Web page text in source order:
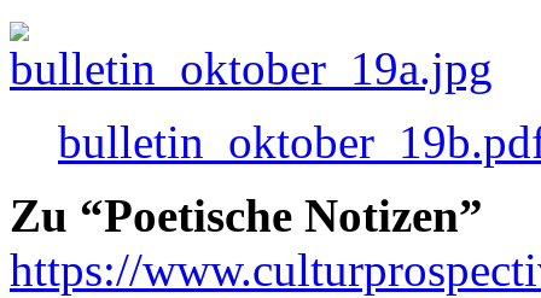
Zu “Poetische Notizen”
https://